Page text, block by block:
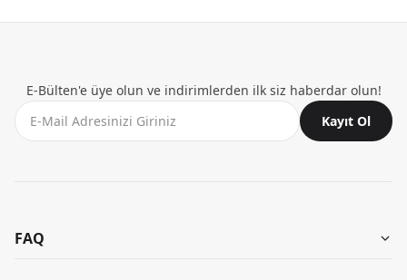
E-Bülten'e üye olun ve indirimlerden ilk siz haberdar olun!
Kayıt Ol
FAQ